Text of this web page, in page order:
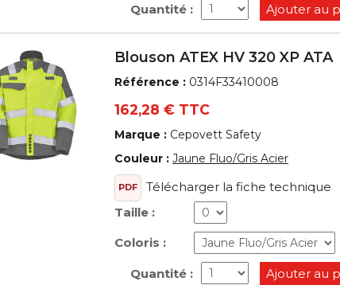
Quantité : Ajouter au
Blouson ATEX HV 320 XP ATA
Référence : 0314F33410008
162,28 € TTC
Marque : Cepovett Safety
Couleur : Jaune Fluo/Gris Acier
PDF
Télécharger la fiche technique
Taille :
Coloris :
Quantité : Ajouter au